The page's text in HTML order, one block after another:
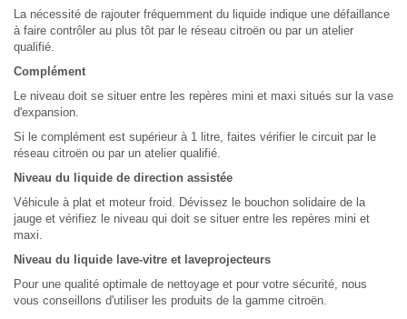
La nécessité de rajouter fréquemment du liquide indique une défaillance
à faire contrôler au plus tôt par le réseau citroën ou par un atelier
qualifié.
Complément
Le niveau doit se situer entre les repères mini et maxi situés sur la vase
d'expansion.
Si le complément est supérieur à 1 litre, faites vérifier le circuit par le
réseau citroën ou par un atelier qualifié.
Niveau du liquide de direction assistée
Véhicule à plat et moteur froid. Dévissez le bouchon solidaire de la
jauge et vérifiez le niveau qui doit se situer entre les repères mini et
maxi.
Niveau du liquide lave-vitre et laveprojecteurs
Pour une qualité optimale de nettoyage et pour votre sécurité, nous
vous conseillons d'utiliser les produits de la gamme citroën.